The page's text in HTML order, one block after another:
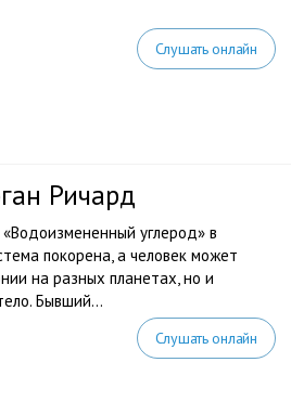
Слушать онлайн
Ричард
углерод» в
покорена, а человек может
на разных планетах, но и
Бывший...
Слушать онлайн